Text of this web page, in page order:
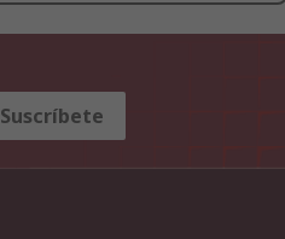
Suscríbete